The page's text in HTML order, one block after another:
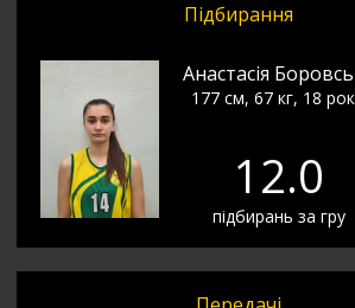
Підбирання
Анастасія
177 см, 67 кг, 18
12.0
підбирань за гру